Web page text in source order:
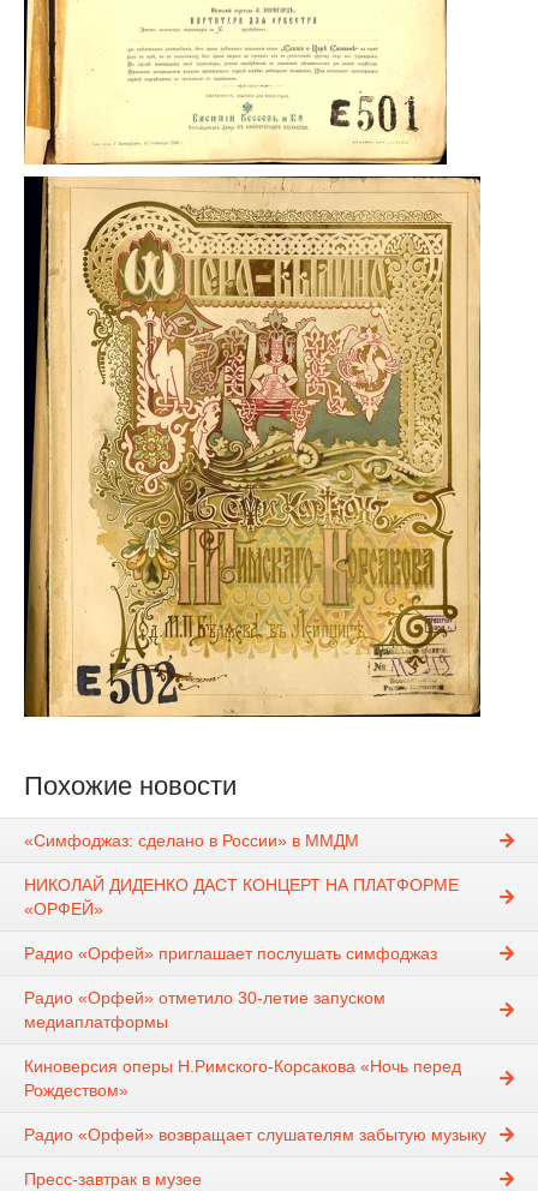
Похожие новости
«Симфоджаз: сделано в России» в ММДМ
НИКОЛАЙ ДИДЕНКО ДАСТ КОНЦЕРТ НА ПЛАТФОРМЕ
«ОРФЕЙ»
Радио «Орфей» приглашает послушать симфоджаз
Радио «Орфей» отметило 30-летие запуском
медиаплатформы
Киноверсия оперы Н.Римского-Корсакова «Ночь перед
Рождеством»
Радио «Орфей» возвращает слушателям забытую музыку
Пресс-завтрак в музее